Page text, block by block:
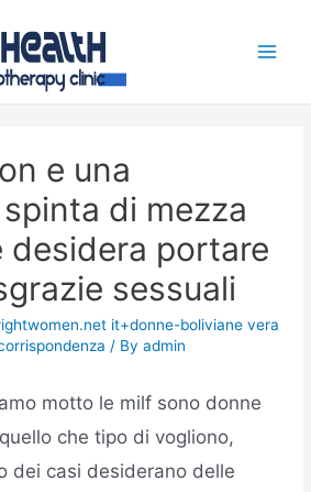
e una
di mezza
desidera portare
sessuali
it+donne-boliviane vera
/ Byadmin
motto le milf sono donne
che tipo di vogliono,
dei casi desiderano delle